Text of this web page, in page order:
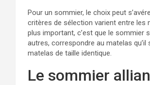
Pour un sommier, le choix peut
critères de sélection varient entre les
plus important, c’est que le sommier
autres, correspondre au matelas qu’il
matelas de taille identique.
Le sommier